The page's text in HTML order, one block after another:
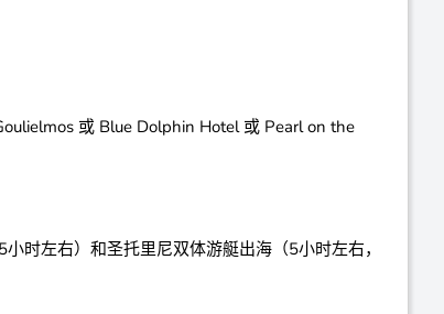
或 Blue Dolphin Hotel 或 Pearl on the
时左右）和圣托里尼双体游艇出海（5小时左右，